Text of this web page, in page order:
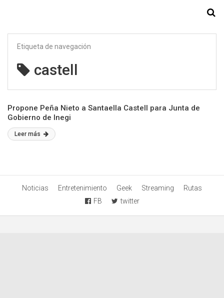
Etiqueta de navegación
castell
Propone Peña Nieto a Santaella Castell para Junta de
Gobierno de Inegi
Leer más
Noticias Entretenimiento Geek Streaming
Rutas
FB
twitter